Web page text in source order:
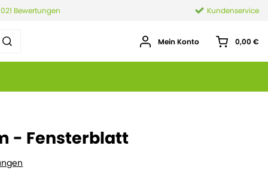
Bewertungen Kundenservice
Mein Konto 0,00 €
- Fensterblatt